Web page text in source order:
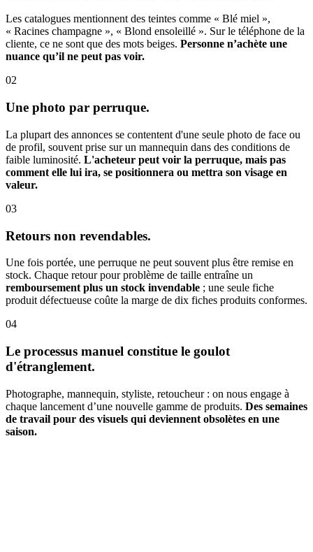
Les catalogues mentionnent des teintes comme « Blé miel »,
« Racines champagne », « Blond ensoleillé ». Sur le téléphone de la
cliente, ce ne sont que des mots beiges. Personne n’achète une
nuance qu’il ne peut pas voir.
02
Une photo par perruque.
La plupart des annonces se contentent d'une seule photo de face ou
de profil, souvent prise sur un mannequin dans des conditions de
faible luminosité. L'acheteur peut voir la perruque, mais pas
comment elle lui ira, se positionnera ou mettra son visage en
valeur.
03
Retours non revendables.
Une fois portée, une perruque ne peut souvent plus être remise en
stock. Chaque retour pour problème de taille entraîne un
remboursement plus un stock invendable ; une seule fiche
produit défectueuse coûte la marge de dix fiches produits conformes.
04
Le processus manuel constitue le goulot
d'étranglement.
Photographe, mannequin, styliste, retoucheur : on nous engage à
chaque lancement d’une nouvelle gamme de produits. Des semaines
de travail pour des visuels qui deviennent obsolètes en une
saison.